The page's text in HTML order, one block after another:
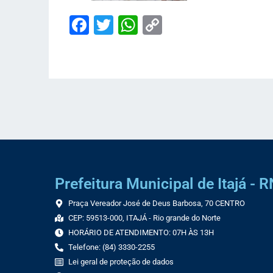
Facebook
TwitterWhatsApp
Copy
Prefeitura Municipal de Itajá -
Praça Vereador José de Deus Barbosa, 70 CENTRO
CEP: 59513-000, ITAJÁ - Rio grande do Norte
HORÁRIO DE ATENDIMENTO: 07H ÀS 13H
Telefone: (84) 3330-2255
Lei geral de proteção de dados